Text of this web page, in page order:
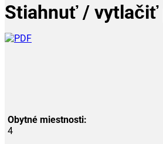
Stiahnuť / vytlačiť
Obytné miestnosti:
4